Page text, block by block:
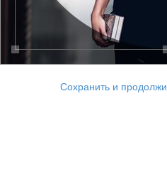
Сохранить и